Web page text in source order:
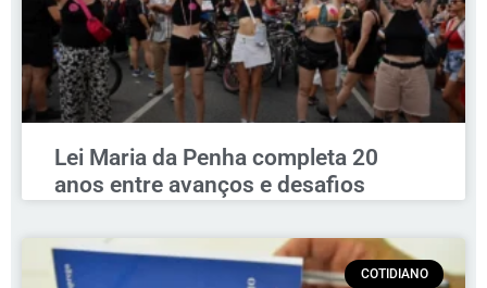
Lei Maria da Penha completa 20
anos entre avanços e desafios
COTIDIANO